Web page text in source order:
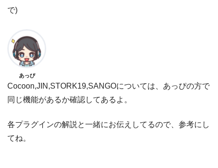
で)
あっぴ
Cocoon,JIN,STORK19,SANGOについては、あっぴの方で
同じ機能があるか確認してあるよ。
各プラグインの解説と一緒にお伝えしてるので、参考にし
てね。